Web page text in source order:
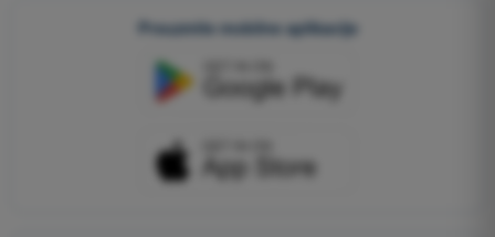
Preuzmite mobilne aplikacije